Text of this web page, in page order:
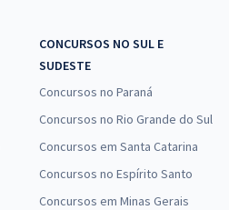
CONCURSOS NO SUL E
SUDESTE
Concursos no Paraná
Concursos no Rio Grande do Sul
Concursos em Santa Catarina
Concursos no Espírito Santo
Concursos em Minas Gerais